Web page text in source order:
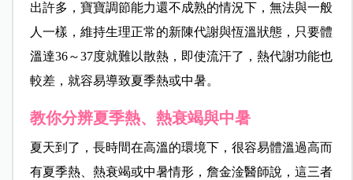
出許多，寶寶調節能力還不成熟的情況下，無法與一般
人一樣，維持生理正常的新陳代謝與恆溫狀態，只要體
溫達36～37度就難以散熱，即使流汗了，熱代謝功能也
較差，就容易導致夏季熱或中暑。
教你分辨夏季熱、熱衰竭與中暑
夏天到了，長時間在高溫的環境下，很容易體溫過高而
有夏季熱、熱衰竭或中暑情形，詹金淦醫師說，這三者